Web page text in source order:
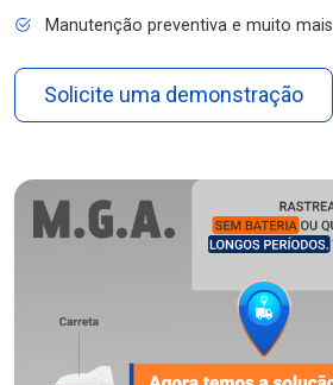
Manutenção preventiva e muito mais
Solicite uma demonstração